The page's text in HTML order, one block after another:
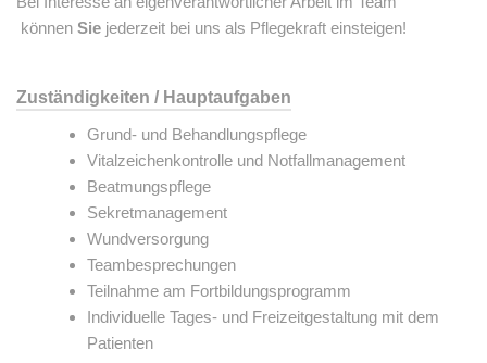
können Sie jederzeit bei uns als Pflegekraft einsteigen!
Zuständigkeiten / Hauptaufgaben
Grund- und Behandlungspflege
Vitalzeichenkontrolle und Notfallmanagement
Beatmungspflege
Sekretmanagement
Wundversorgung
Teambesprechungen
Teilnahme am Fortbildungsprogramm
Individuelle Tages- und Freizeitgestaltung mit dem
Patienten